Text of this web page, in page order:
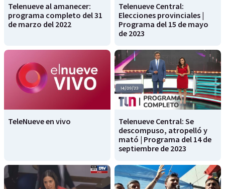
Telenueve al amanecer:
programa completo del 31
de marzo del 2022
Telenueve Central:
Elecciones provinciales |
Programa del 15 de mayo
de 2023
TeleNueve en vivo
Telenueve Central: Se
descompuso, atropelló y
mató | Programa del 14 de
septiembre de 2023